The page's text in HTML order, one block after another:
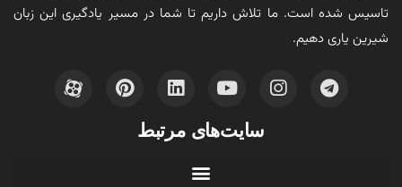
تاسیس شده است. ما تلاش داریم تا شما در مسیر یادگیری این زبان
شیرین یاری دهیم.
سایت‌های مرتبط